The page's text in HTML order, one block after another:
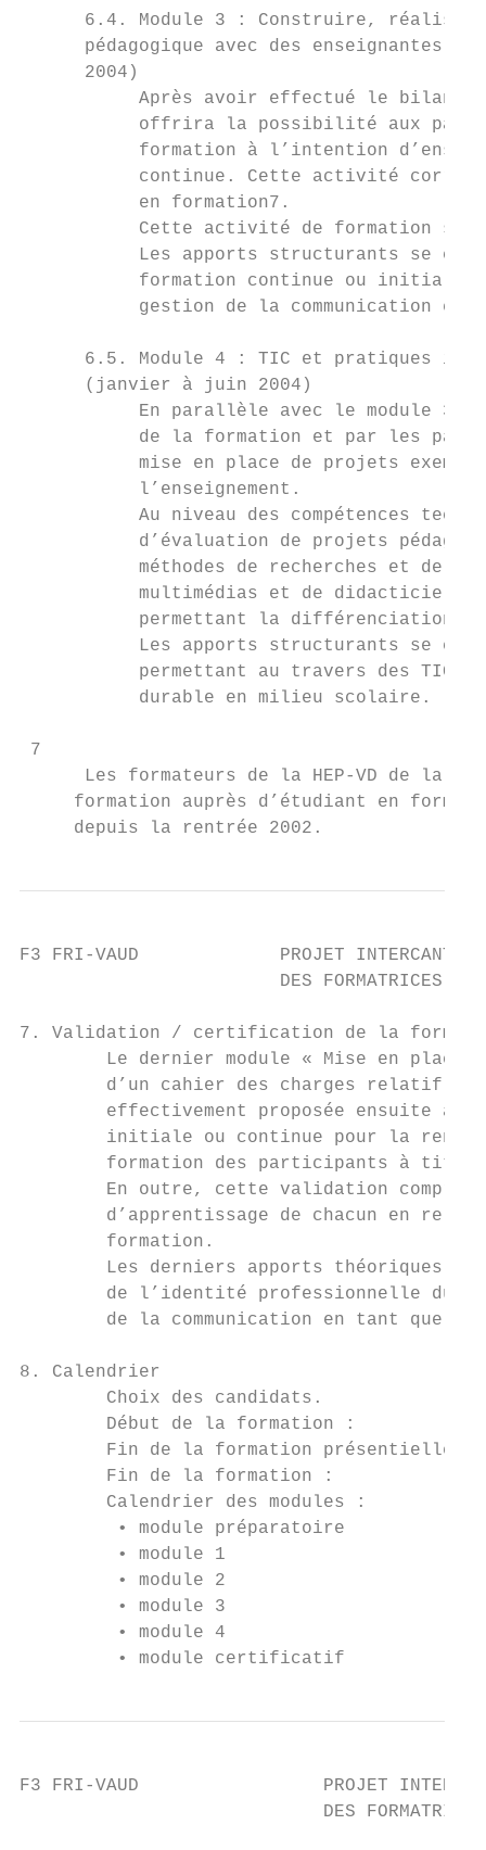
6.4. Module 3 : Construire,
pédagogique avec des enseignantes
      2004)
Après avoir effectué le bilan
offrira la possibilité aux
formation à l’intention
continue. Cette activité
           en formation7.
Cette activité de formation
Les apports structurants se
formation continue ou
gestion de la communication en
6.5. Module 4 : TIC et pratiques
      (janvier à juin 2004)
En parallèle avec le module 3,
de la formation et par les
mise en place de projets
           l’enseignement.
Au niveau des compétences
d’évaluation de projets
méthodes de recherches et de
multimédias et de didacticiels
permettant la différenciation
Les apports structurants se
permettant au travers des TIC
           durable en milieu scolaire.
7
Les formateurs de la HEP-VD de la
formation auprès d’étudiant en
     depuis la rentrée 2002.
F3 FRI-VAUD             PROJET INTERCANTONAL
DES FORMATRICES
7. Validation / certification de la
Le dernier module « Mise en place
d’un cahier des charges relatif à
effectivement proposée ensuite à
initiale ou continue pour la
formation des participants à titre
En outre, cette validation
d’apprentissage de chacun en
        formation.
Les derniers apports théoriques
de l’identité professionnelle du
de la communication en tant que
8. Calendrier
Choix des candidats.
Début de la formation :
Fin de la formation présentielle :
Fin de la formation :
        Calendrier des modules :
• module préparatoire
         • module 1
• module 2
         • module 3
• module 4
• module certificatif
F3 FRI-VAUD                 PROJET
DES